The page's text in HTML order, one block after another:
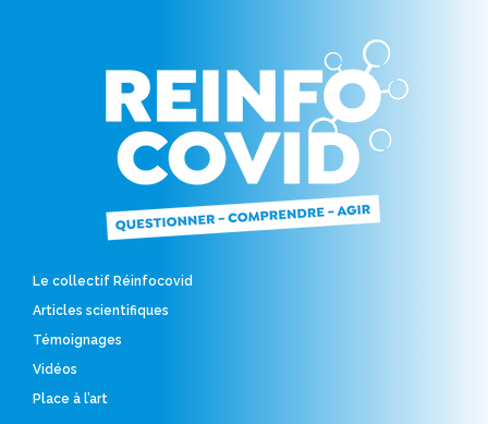
Le collectif Réinfocovid
Articles scientifiques
Témoignages
Vidéos
Place à l’art